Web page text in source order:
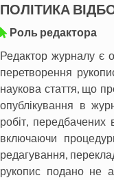
ПОЛІТИКА
Роль редактора
Редактор журналу є
перетворення
наукова стаття, що
опублікування в
робіт, передбачених
включаючи
редагування,
рукопис подано не